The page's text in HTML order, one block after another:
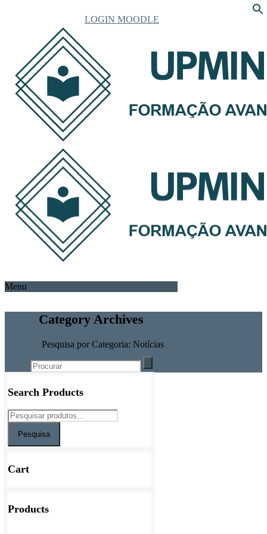
LOGIN MOODLE
Menu
Category Archives
Pesquisa por Categoria: Notícias
Search Products
Pesquisa
Cart
Products